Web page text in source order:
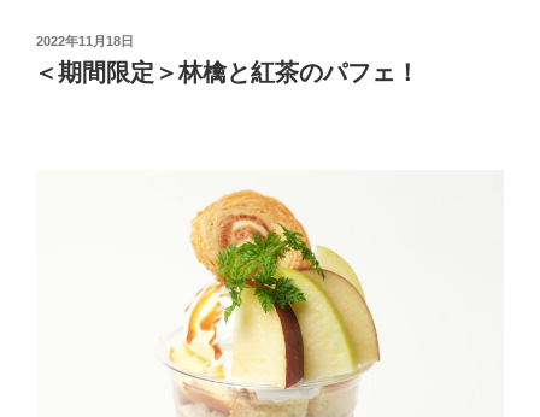
投
2022年11月18日
＜期間限定＞林檎と紅茶のパフェ！